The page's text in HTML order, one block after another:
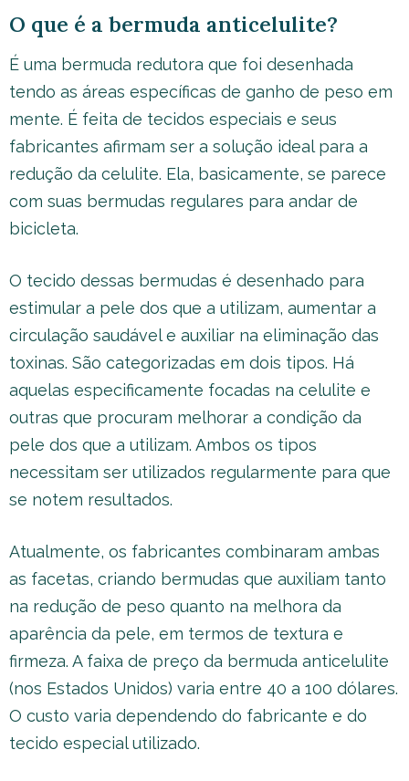
O que é a bermuda anticelulite?
É uma bermuda redutora que foi desenhada
tendo as áreas específicas de ganho de peso em
mente. É feita de tecidos especiais e seus
fabricantes afirmam ser a solução ideal para a
redução da celulite. Ela, basicamente, se parece
com suas bermudas regulares para andar de
bicicleta.
O tecido dessas bermudas é desenhado para
estimular a pele dos que a utilizam, aumentar a
circulação saudável e auxiliar na eliminação das
toxinas. São categorizadas em dois tipos. Há
aquelas especificamente focadas na celulite e
outras que procuram melhorar a condição da
pele dos que a utilizam. Ambos os tipos
necessitam ser utilizados regularmente para que
se notem resultados.
Atualmente, os fabricantes combinaram ambas
as facetas, criando bermudas que auxiliam tanto
na redução de peso quanto na melhora da
aparência da pele, em termos de textura e
firmeza. A faixa de preço da bermuda anticelulite
(nos Estados Unidos) varia entre 40 a 100 dólares.
O custo varia dependendo do fabricante e do
tecido especial utilizado.